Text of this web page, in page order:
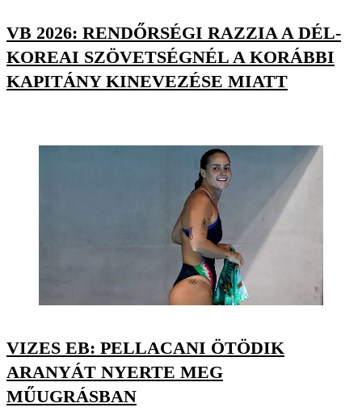
VB 2026: RENDŐRSÉGI RAZZIA A DÉL-
KOREAI SZÖVETSÉGNÉL A KORÁBBI
KAPITÁNY KINEVEZÉSE MIATT
VIZES EB: PELLACANI ÖTÖDIK
ARANYÁT NYERTE MEG
MŰUGRÁSBAN